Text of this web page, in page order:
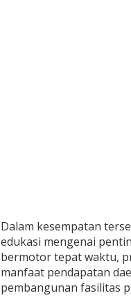
Dalam kesempatan
edukasi mengenai
bermotor tepat waktu,
manfaat pendapatan
pembangunan fasilitas